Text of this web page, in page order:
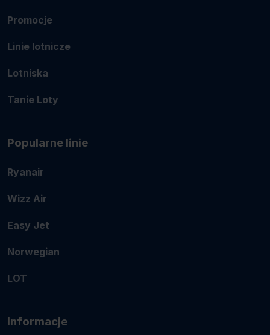
Promocje
Linie lotnicze
Lotniska
Tanie Loty
Popularne linie
Ryanair
Wizz Air
Easy Jet
Norwegian
LOT
Informacje